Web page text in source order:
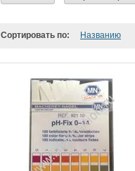
Сортировать по: Названию